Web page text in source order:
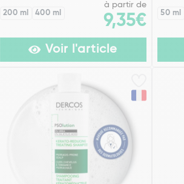
200 ml 400 ml
à partir de
9,35€
Voir l'article
50 ml